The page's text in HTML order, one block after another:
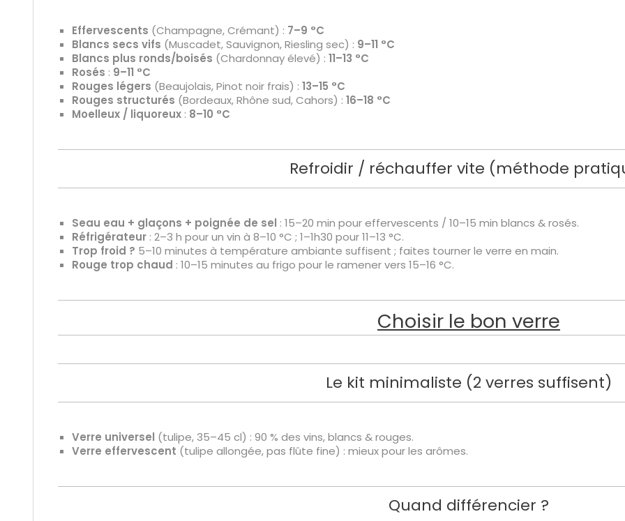
Effervescents (Champagne, Crémant) : 7–9 °C
Blancs secs vifs (Muscadet, Sauvignon, Riesling sec) : 9–11 °C
Blancs plus ronds/boisés (Chardonnay élevé) : 11–13 °C
Rosés : 9–11 °C
Rouges légers (Beaujolais, Pinot noir frais) : 13–15 °C
Rouges structurés (Bordeaux, Rhône sud, Cahors) : 16–18 °C
Moelleux / liquoreux : 8–10 °C
Refroidir / réchauffer vite (méthode
Seau eau + glaçons + poignée de sel : 15–20 min pour effervescents / 10–15 min blancs & rosés.
Réfrigérateur : 2–3 h pour un vin à 8–10 °C ; 1–1h30 pour 11–13 °C.
Trop froid ? 5–10 minutes à température ambiante suffisent ; faites tourner le verre en main.
Rouge trop chaud : 10–15 minutes au frigo pour le ramener vers 15–16 °C.
Choisir le bon verre
Le kit minimaliste (2 verres suffisent)
Verre universel (tulipe, 35–45 cl) : 90 % des vins, blancs & rouges.
Verre effervescent (tulipe allongée, pas flûte fine) : mieux pour les arômes.
Quand différencier ?